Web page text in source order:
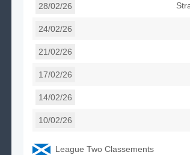
28/02/26
24/02/26
21/02/26
17/02/26
14/02/26
10/02/26
League Two Classements